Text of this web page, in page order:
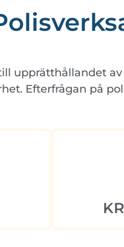
upprätthållandet
Efterfrågan på